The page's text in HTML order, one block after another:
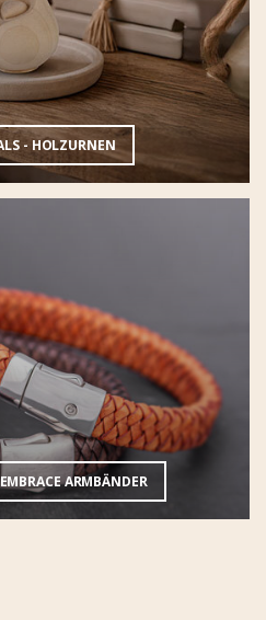
- HOLZURNEN
ARMBÄNDER